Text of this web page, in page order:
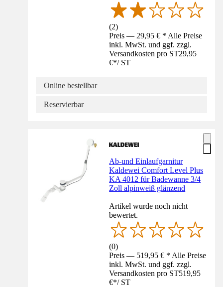
(2)
Preis — 29,95 € * Alle Preise
inkl. MwSt. und ggf. zzgl.
Versandkosten pro ST29,95
€*/ ST
Online bestellbar
Reservierbar
Ab-und Einlaufgarnitur
Kaldewei Comfort Level Plus
KA 4012 für Badewanne 3/4
Zoll alpinweiß glänzend
Artikel wurde noch nicht
bewertet.
(0)
Preis — 519,95 € * Alle Preise
inkl. MwSt. und ggf. zzgl.
Versandkosten pro ST519,95
€*/ ST